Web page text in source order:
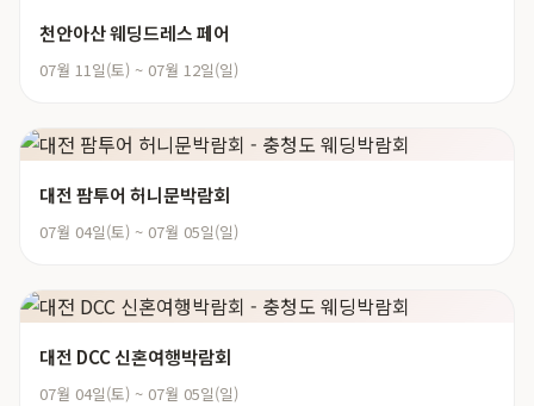
천안아산 웨딩드레스 페어
07월 11일(토) ~ 07월 12일(일)
대전 팜투어 허니문박람회
07월 04일(토) ~ 07월 05일(일)
대전 DCC 신혼여행박람회
07월 04일(토) ~ 07월 05일(일)